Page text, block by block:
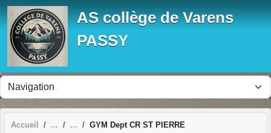
AS collège de Varens
PASSY
Accueil GYM Dept CR ST PIERRE
Panneau de gestion des cookies